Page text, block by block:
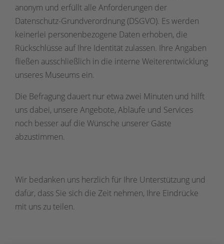
anonym und erfüllt alle Anforderungen der
Datenschutz-Grundverordnung (DSGVO). Es werden
keinerlei personenbezogene Daten erhoben, die
Rückschlüsse auf Ihre Identität zulassen. Ihre Angaben
fließen ausschließlich in die interne Weiterentwicklung
unseres Museums ein.
Die Befragung dauert nur etwa zwei Minuten und hilft
uns dabei, unsere Angebote, Abläufe und Services
noch besser auf die Wünsche unserer Gäste
abzustimmen.
Wir bedanken uns herzlich für Ihre Unterstützung und
dafür, dass Sie sich die Zeit nehmen, Ihre Eindrücke
mit uns zu teilen.